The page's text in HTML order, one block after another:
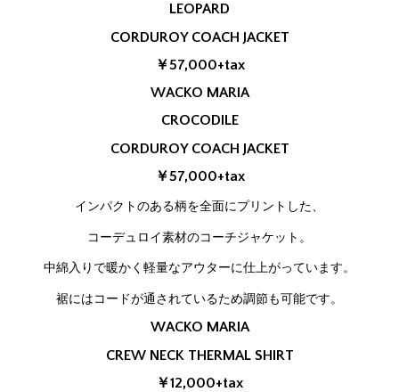
LEOPARD
CORDUROY COACH JACKET
￥57,000+tax
WACKO MARIA
CROCODILE
CORDUROY COACH JACKET
￥57,000+tax
インパクトのある柄を全面にプリントした、
コーデュロイ素材のコーチジャケット。
中綿入りで暖かく軽量なアウターに仕上がっています。
裾にはコードが通されているため調節も可能です。
WACKO MARIA
CREW NECK THERMAL SHIRT
￥12,000+tax